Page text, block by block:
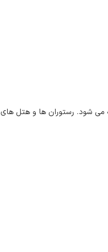
می شود. رستوران ها و هتل های